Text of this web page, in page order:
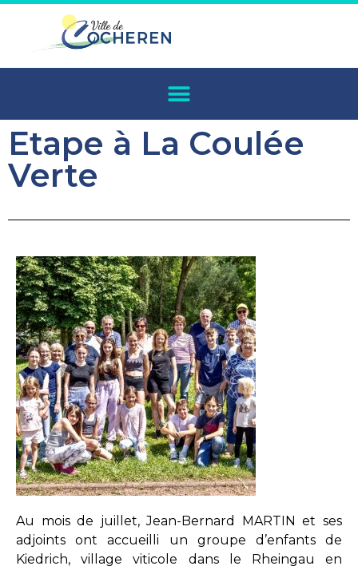
Etape à La Coulée
Verte
Au mois de juillet, Jean-Bernard MARTIN et ses
adjoints ont accueilli un groupe d’enfants de
Kiedrich, village viticole dans le Rheingau en